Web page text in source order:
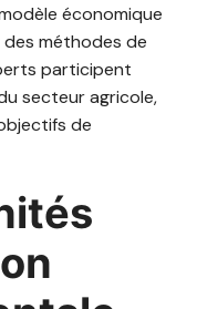
économique
méthodes de
participent
secteur agricole,
de